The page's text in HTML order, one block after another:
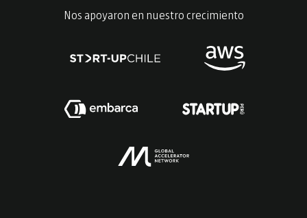
Nos apoyaron en nuestro crecimiento